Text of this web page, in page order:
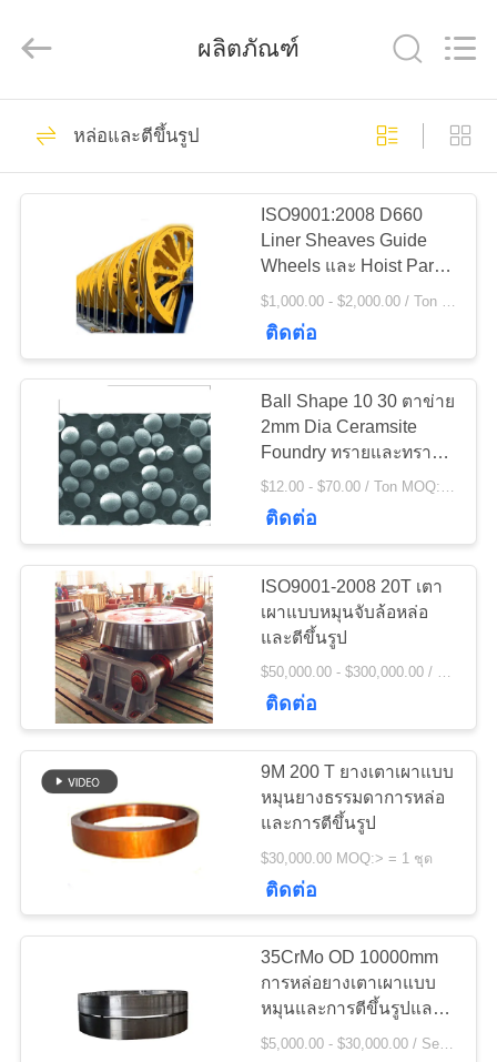
บ้าน
เกี่ยว
โรงงาน
ควบคุม
คุณภาพ
เรา
Industries
CO.,LTD.
Gears ปีกนก
เฟืองเฟืองเกียร์เอียง
24
Girth Gear
97
หล่อและตีขึ้นรูป
ผลิตภัณฑ์
หล่อและตีขึ้นรูป
ISO9001:2008 D660
Liner Sheaves Guide
Wheels และ Hoist Parts
การหล่อและการตีขึ้นรูป
$1,000.00 - $2,000.00 / Ton MOQ:1.0 ตัน / ตัน
ติดต่อ
Ball Shape 10 30 ตาข่าย
2mm Dia Ceramsite
Foundry ทรายและทราย
พืชน้ำมัน
$12.00 - $70.00 / Ton MOQ:1 ตัน / ตัน
ติดต่อ
ISO9001-2008 20T เตา
เผาแบบหมุนจับล้อหล่อ
และตีขึ้นรูป
$50,000.00 - $300,000.00 / Set MOQ:1 ตั้ง / ชุด
ติดต่อ
9M 200 T ยางเตาเผาแบบ
หมุนยางธรรมดาการหล่อ
และการตีขึ้นรูป
$30,000.00 MOQ:> = 1 ชุด
ติดต่อ
35CrMo OD 10000mm
การหล่อยางเตาเผาแบบ
หมุนและการตีขึ้นรูปและ
วงแหวนขี่เตาเผาแบบหมุน
$5,000.00 - $30,000.00 / Set MOQ:1 ตั้ง / ชุด